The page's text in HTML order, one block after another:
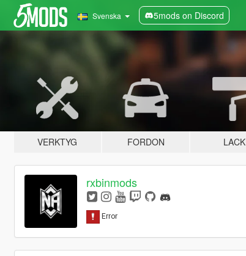
Svenska 5mods on Discord
VERKTYG FORDON LACK
rxbinmods